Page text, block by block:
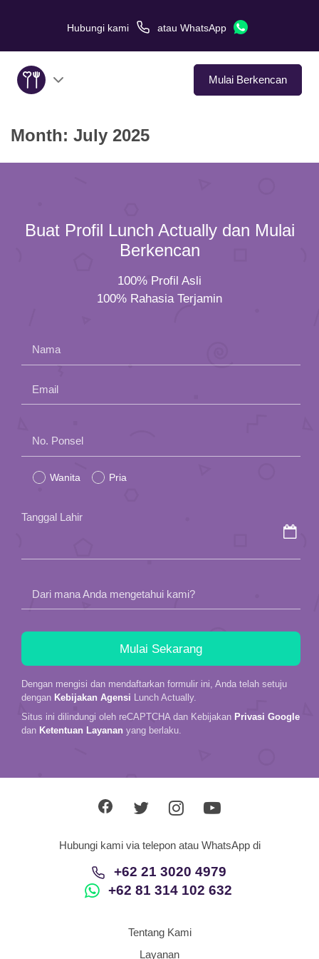
Hubungi kami atau WhatsApp
Mulai Berkencan
Tentang Kami
Month: July 2025
Buat Profil Lunch Actually dan Mulai
Berkencan
100% Profil Asli
100% Rahasia Terjamin
Nama
Email
leave
this
No. Ponsel
Wanita Pria
Tanggal Lahir
Dari mana Anda mengetahui kami?
Dengan mengisi dan mendaftarkan formulir ini, Anda telah setuju
dengan Kebijakan Agensi Lunch Actually.
Situs ini dilindungi oleh reCAPTCHA dan Kebijakan Privasi Google
dan Ketentuan Layanan yang berlaku.
Hubungi kami via telepon atau WhatsApp di
+62 21 3020 4979
+62 81 314 102 632
Tentang Kami
Layanan